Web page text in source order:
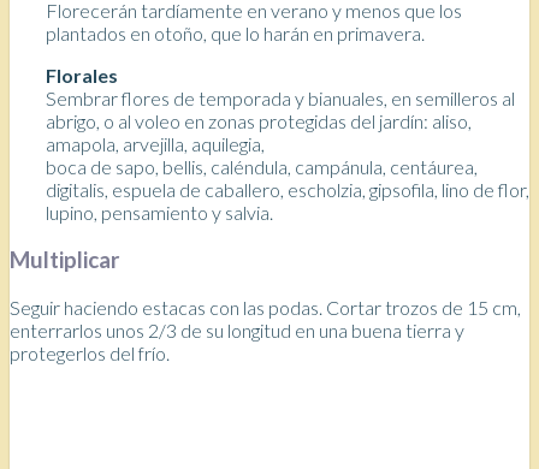
Florecerán tardíamente en verano y menos que los
plantados en otoño, que lo harán en primavera.
Florales
Sembrar flores de temporada y bianuales, en semilleros al
abrigo, o al voleo en zonas protegidas del jardín: aliso,
amapola, arvejilla, aquilegia,
boca de sapo, bellis, caléndula, campánula, centáurea,
digitalis, espuela de caballero, escholzia, gipsofila, lino de flor,
lupino, pensamiento y salvia.
Multiplicar
Seguir haciendo estacas con las podas. Cortar trozos de 15 cm,
enterrarlos unos 2/3 de su longitud en una buena tierra y
protegerlos del frío.